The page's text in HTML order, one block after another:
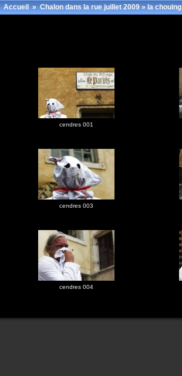
Accueil»Chalon dans la rue juillet 2009»la chouing
cendres 001
cendres 003
cendres 004